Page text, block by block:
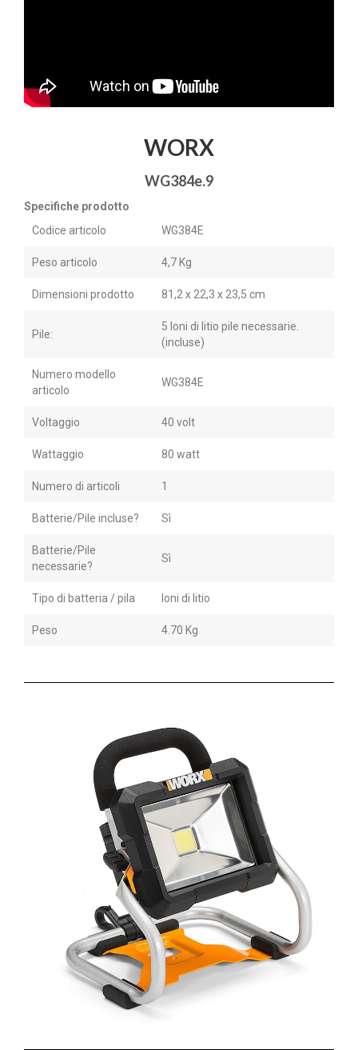
WORX
WG384e.9
Specifiche prodotto
Codice articolo
WG384E
Peso articolo 4,7 Kg
Dimensioni prodotto 81,2 x 22,3 x 23,5 cm
Pile:
5 Ioni di litio pile necessarie.
(incluse)
Numero modello
articolo
WG384E
Voltaggio 40 volt
Wattaggio 80 watt
Numero di articoli 1
Batterie/Pile incluse? Sì
Batterie/Pile
necessarie?
Sì
Tipo di batteria / pila Ioni di litio
Peso 4.70 Kg